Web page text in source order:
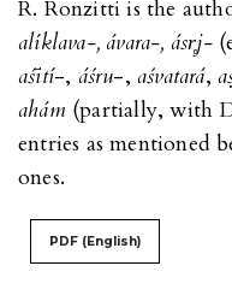
R. Ronzitti is the
alíklava-, ávara-, ásr̥j-
aśītí-, áśru-, aśvatará,
ahám(partially, with
entries as mentioned
ones.
PDF (English)